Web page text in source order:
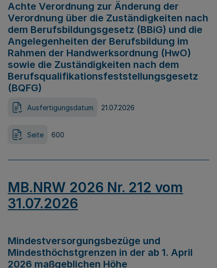
Achte Verordnung zur Änderung der
Verordnung über die Zuständigkeiten nach
dem Berufsbildungsgesetz (BBiG) und die
Angelegenheiten der Berufsbildung im
Rahmen der Handwerksordnung (HwO)
sowie die Zuständigkeiten nach dem
Berufsqualifikationsfeststellungsgesetz
(BQFG)
Ausfertigungsdatum 21.07.2026
Seite 600
MB.NRW 2026 Nr. 212 vom
31.07.2026
Mindestversorgungsbezüge und
Mindesthöchstgrenzen in der ab 1. April
2026 maßgeblichen Höhe